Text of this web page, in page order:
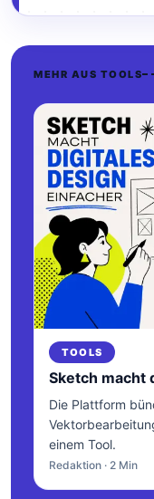
MEHR AUS TOOLS
TOOLS
Sketch macht
Die Plattform
einem Tool.
Redaktion · 2 Min